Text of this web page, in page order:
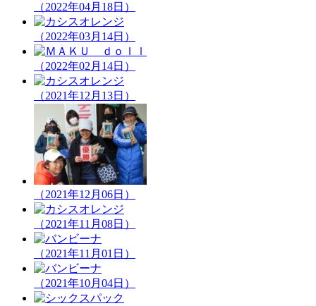
（2022年04月18日）
（2022年03月14日）
（2022年02月14日）
（2021年12月13日）
（2021年12月06日）
（2021年11月08日）
（2021年11月01日）
（2021年10月04日）